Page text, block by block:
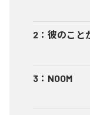
2 ： 彼のこと
3 ： NOOM